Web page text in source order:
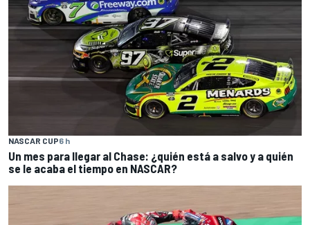
NASCAR CUP6 h
Un mes para llegar al Chase: ¿quién está a salvo y a quién
se le acaba el tiempo en NASCAR?